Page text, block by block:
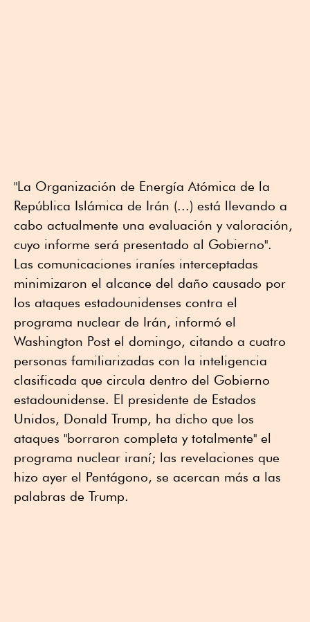
"La Organización de Energía Atómica de la
República Islámica de Irán (...) está llevando a
cabo actualmente una evaluación y valoración,
cuyo informe será presentado al Gobierno".
Las comunicaciones iraníes interceptadas
minimizaron el alcance del daño causado por
los ataques estadounidenses contra el
programa nuclear de Irán, informó el
Washington Post el domingo, citando a cuatro
personas familiarizadas con la inteligencia
clasificada que circula dentro del Gobierno
estadounidense. El presidente de Estados
Unidos, Donald Trump, ha dicho que los
ataques "borraron completa y totalmente" el
programa nuclear iraní; las revelaciones que
hizo ayer el Pentágono, se acercan más a las
palabras de Trump.